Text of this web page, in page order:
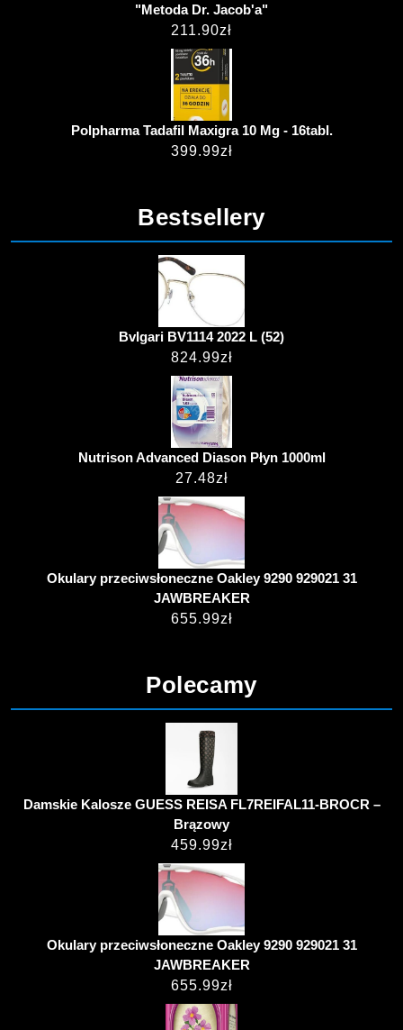
"Metoda Dr. Jacob'a"
211.90zł
Polpharma Tadafil Maxigra 10 Mg - 16tabl.
399.99zł
Bestsellery
Bvlgari BV1114 2022 L (52)
824.99zł
Nutrison Advanced Diason Płyn 1000ml
27.48zł
Okulary przeciwsłoneczne Oakley 9290 929021 31
JAWBREAKER
655.99zł
Polecamy
Damskie Kalosze GUESS REISA FL7REIFAL11-BROCR –
Brązowy
459.99zł
Okulary przeciwsłoneczne Oakley 9290 929021 31
JAWBREAKER
655.99zł